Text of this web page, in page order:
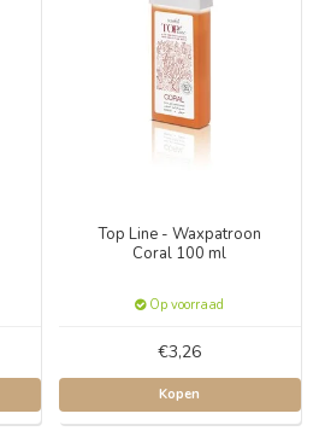
Top Line - Waxpatroon
Coral 100 ml
Op voorraad
€3,26
Kopen